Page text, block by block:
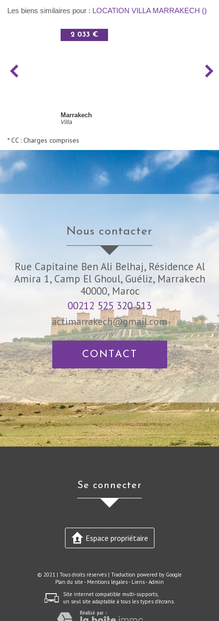
Les biens similaires pour : LOCATION VILLA MARRAKECH ()
2 033 €
Marrakech
Villa
* CC : Charges comprises
nous contacter
Rue Capitaine Ben Ali Belhaj, Résidence Al
Amira 1, Camp El Ghoul, Guéliz, Marrakech
40000, Maroc
00212 525 320 513
actimarrakech@gmail.com
CONTACT
se connecter
Espace propriétaire
© 2021 | Tous droits réservés | Traduction powered by Google
Plan du site - Mentions légales- Liens-Admin
Site internet compatible multi-supports,
un seul site adaptable à tous les types d'écrans.